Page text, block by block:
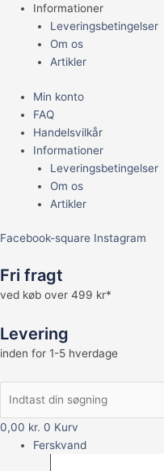
Informationer
Leveringsbetingelser
Om os
Artikler
Min konto
FAQ
Handelsvilkår
Informationer
Leveringsbetingelser
Om os
Artikler
Facebook-square Instagram
Fri fragt
ved køb over 499 kr*
Levering
inden for 1-5 hverdage
0,00 kr. 0 Kurv
Ferskvand